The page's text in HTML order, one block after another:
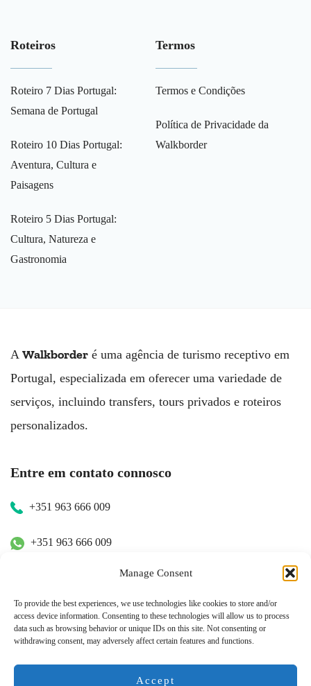
Manage Consent
To provide the best experiences, we use technologies like cookies to store and/or
access device information. Consenting to these technologies will allow us to process
data such as browsing behavior or unique IDs on this site. Not consenting or
withdrawing consent, may adversely affect certain features and functions.
Accept
Roteiros
Roteiro 7 Dias Portugal:
Semana de Portugal
Roteiro 10 Dias Portugal:
Aventura, Cultura e
Paisagens
Roteiro 5 Dias Portugal:
Cultura, Natureza e
Gastronomia
Termos
Termos e Condições
Política de Privacidade da
Walkborder
A Walkborder é uma agência de turismo receptivo em
Portugal, especializada em oferecer uma variedade de
serviços, incluindo transfers, tours privados e roteiros
personalizados.
Entre em contato connosco
+351 963 666 009
+351 963 666 009
Contacte-nos